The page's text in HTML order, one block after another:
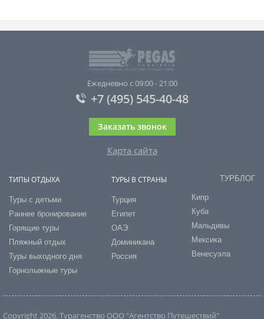
Ежедневно с 09:00 - 21:00
+7 (495) 545-40-48
Заказать звонок
Карта сайта
ТИПЫ ОТДЫХА
Туры с детьми
Раннее бронирование
Горящие туры
Пляжный отдых
Туры выходного дня
Горнолыжные туры
ТУРЫ В СТРАНЫ
Турция
Египет
ОАЭ
Доминикана
Россия
ТУРБЛОГ
Кипр
Куба
Мальдивы
Мексика
Венесуэла
Copyright 2026. Турагенство ООО "Агентство Путешествий"